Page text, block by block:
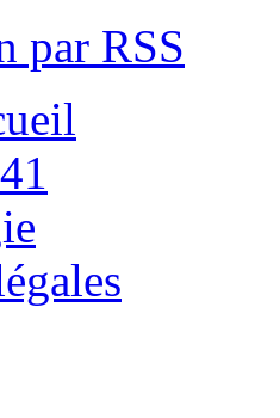
par RSS